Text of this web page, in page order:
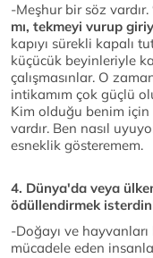
-Meşhur bir söz vardır.
mı, tekmeyi vurup
kapıyı sürekli kapalı
küçücük beyinleriyle
çalışmasınlar. O
intikamım çok güçlü
Kim olduğu benim
vardır. Ben nasıl
esneklik gösteremem.
4. Dünya'da veya
ödüllendirmek
-Doğayı ve
mücadele eden